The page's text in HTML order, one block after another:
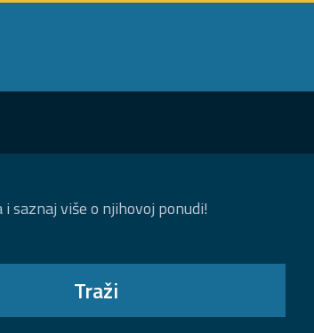
više o njihovoj ponudi!
Traži